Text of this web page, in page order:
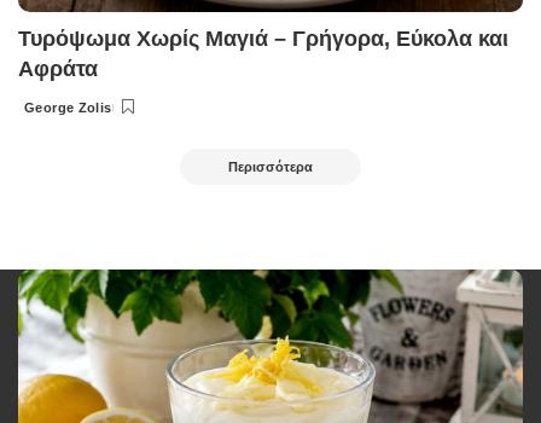
Τυρόψωμα Χωρίς Μαγιά – Γρήγορα, Εύκολα και
Αφράτα
Posted
George Zolis
Περισσότερα